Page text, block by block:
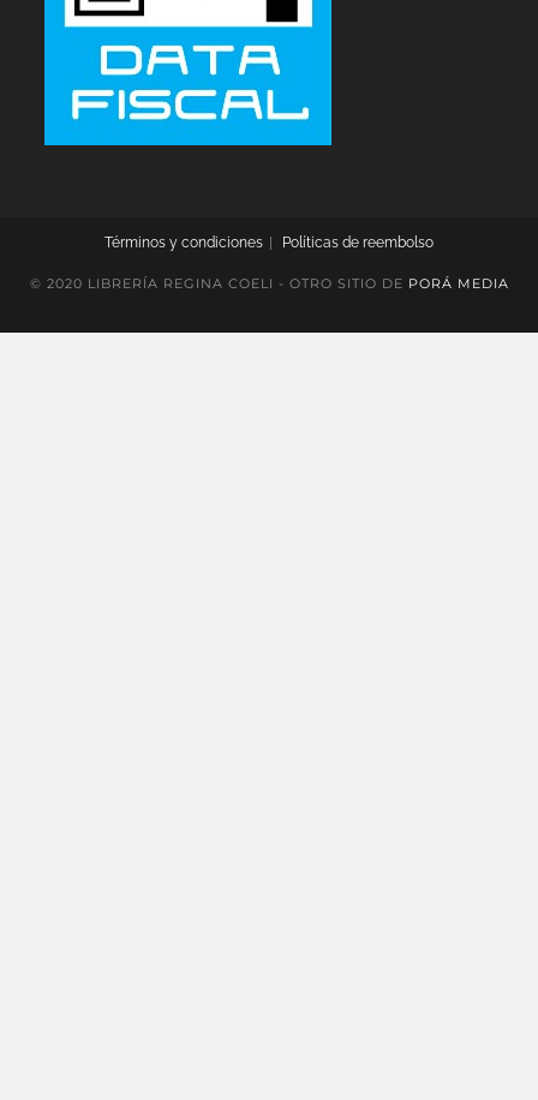
Términos y condiciones Políticas de reembolso
© 2020 LIBRERÍA REGINA COELI - OTRO SITIO DE PORÁ MEDIA